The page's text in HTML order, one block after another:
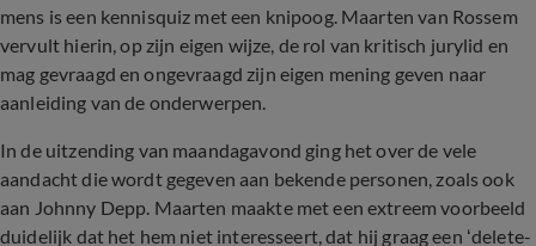
mens is een kennisquiz met een knipoog. Maarten van Rossem
vervult hierin, op zijn eigen wijze, de rol van kritisch jurylid en
mag gevraagd en ongevraagd zijn eigen mening geven naar
aanleiding van de onderwerpen.
In de uitzending van maandagavond ging het over de vele
aandacht die wordt gegeven aan bekende personen, zoals ook
aan Johnny Depp. Maarten maakte met een extreem voorbeeld
duidelijk dat het hem niet interesseert, dat hij graag een ‘delete-